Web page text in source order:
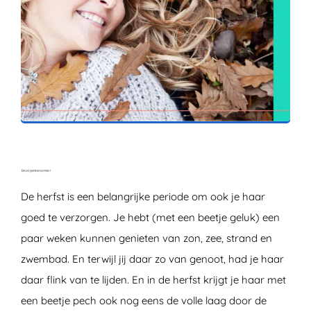
ZOEKEN
De herfst is een belangrijke periode om ook je haar
goed te verzorgen. Je hebt (met een beetje geluk) een
paar weken kunnen genieten van zon, zee, strand en
zwembad. En terwijl jij daar zo van genoot, had je haar
daar flink van te lijden. En in de herfst krijgt je haar met
een beetje pech ook nog eens de volle laag door de